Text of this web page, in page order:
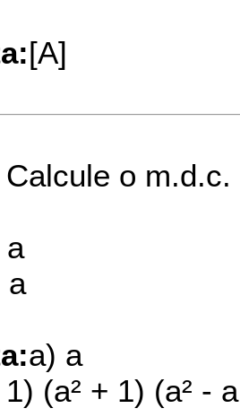
[A]
o
a
a
a) a
(a² + 1) (a² -